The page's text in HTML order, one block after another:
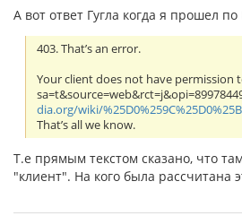
А вот ответ Гугла когда я прошел
403. That’s an error.
Your client does not have permission
dia.org/wiki/
That’s all we know.
Т.е прямым текстом сказано, что
"клиент". На кого была рассчитана